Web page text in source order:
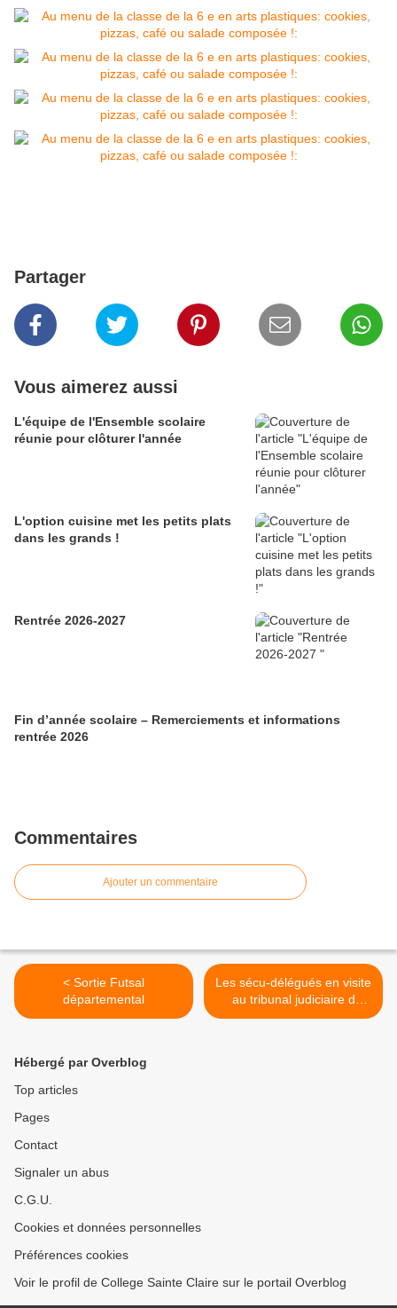
Partager
Vous aimerez aussi
L'équipe de l'Ensemble scolaire
réunie pour clôturer l'année
L'option cuisine met les petits plats
dans les grands !
Rentrée 2026-2027
Fin d’année scolaire – Remerciements et informations
rentrée 2026
Commentaires
Ajouter un commentaire
< Sortie Futsal
départemental
Les sécu-délégués en visite
au tribunal judiciaire d
'Agen! >
Hébergé par Overblog
Top articles
Pages
Contact
Signaler un abus
C.G.U.
Cookies et données personnelles
Préférences cookies
Voir le profil de College Sainte Claire sur le portail Overblog